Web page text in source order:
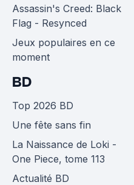
Assassin's Creed: Black
Flag - Resynced
Jeux populaires en ce
moment
BD
Top 2026 BD
Une fête sans fin
La Naissance de Loki -
One Piece, tome 113
Actualité BD